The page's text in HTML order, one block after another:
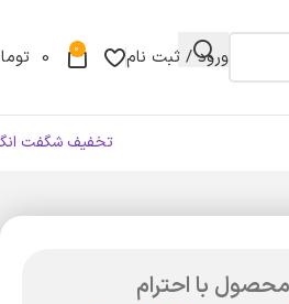
ورود / ثبت نام 0
0
تخفیف شگفت
با احترام